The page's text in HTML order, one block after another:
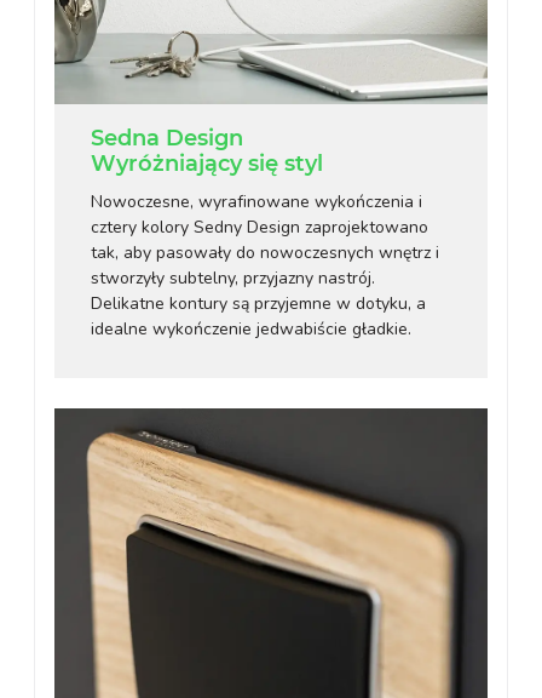
Sedna Design
Wyróżniający się styl
Nowoczesne, wyrafinowane wykończenia i
cztery kolory Sedny Design zaprojektowano
tak, aby pasowały do nowoczesnych wnętrz i
stworzyły subtelny, przyjazny nastrój.
Delikatne kontury są przyjemne w dotyku, a
idealne wykończenie jedwabiście gładkie.